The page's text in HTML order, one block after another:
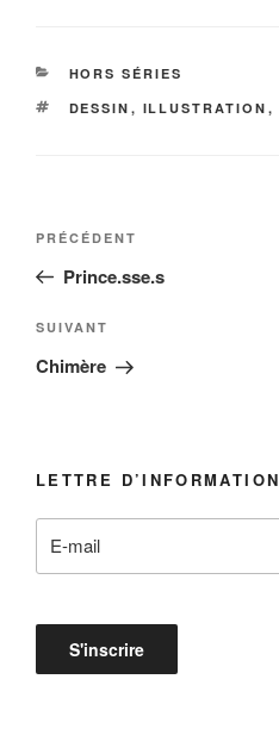
CATÉGORIES
HORS SÉRIES
ÉTIQUETTES
DESSIN , ILLUSTRATION ,
Navigation
l’article
Article
précédent
PRÉCÉDENT
Prince.sse.s
Article
suivant
SUIVANT
Chimère
LETTRE D’INFORMATION